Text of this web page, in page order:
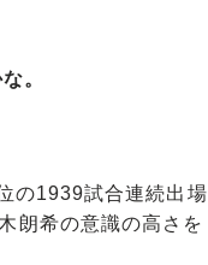
。
の1939試合連続出場
朗希の意識の高さを